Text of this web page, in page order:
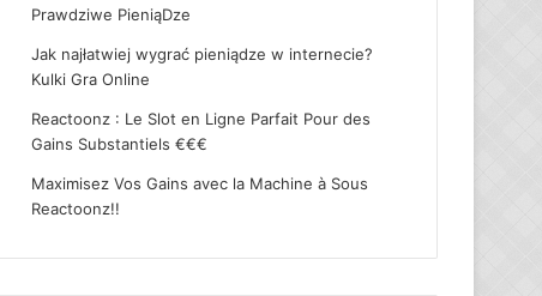
Prawdziwe PieniąDze
Jak najłatwiej wygrać pieniądze w internecie?
Kulki Gra Online
Reactoonz : Le Slot en Ligne Parfait Pour des
Gains Substantiels €€€
Maximisez Vos Gains avec la Machine à Sous
Reactoonz!!